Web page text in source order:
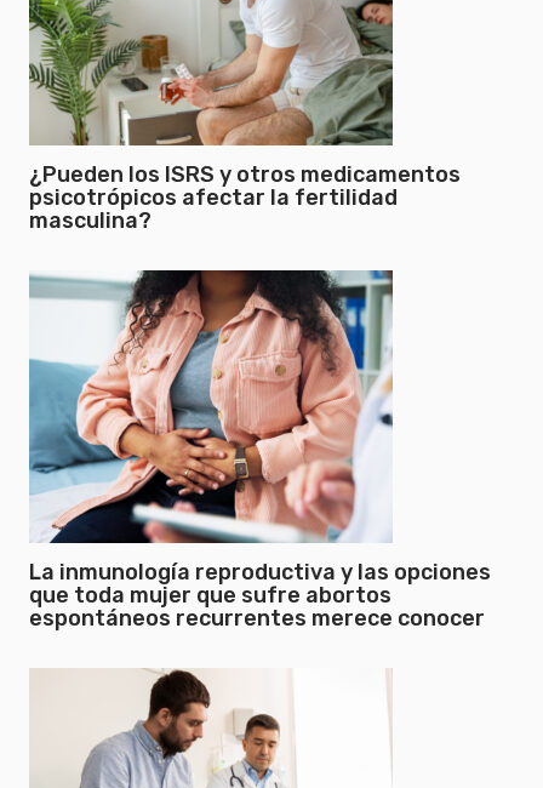
¿Pueden los ISRS y otros medicamentos
psicotrópicos afectar la fertilidad
masculina?
La inmunología reproductiva y las opciones
que toda mujer que sufre abortos
espontáneos recurrentes merece conocer